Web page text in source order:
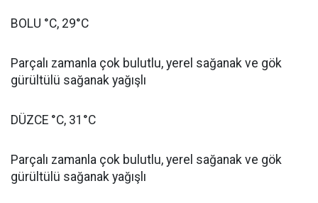
BOLU °C, 29°C
Parçalı zamanla çok bulutlu, yerel sağanak ve gök
gürültülü sağanak yağışlı
DÜZCE °C, 31°C
Parçalı zamanla çok bulutlu, yerel sağanak ve gök
gürültülü sağanak yağışlı